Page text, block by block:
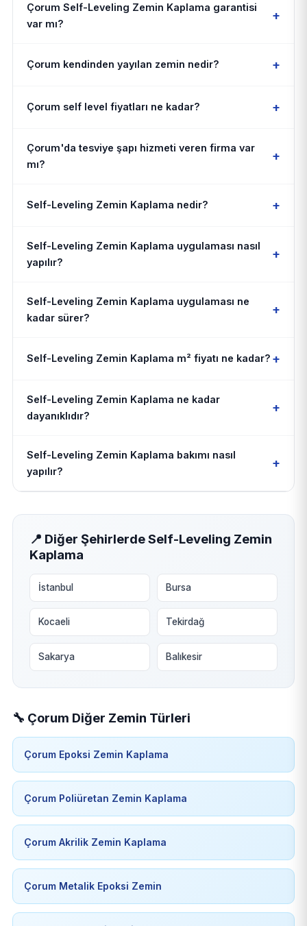
Çorum Self-Leveling Zemin Kaplama garantisi
var mı?
+
Çorum kendinden yayılan zemin nedir? +
Çorum self level fiyatları ne kadar? +
Çorum'da tesviye şapı hizmeti veren firma var
mı?
+
Self-Leveling Zemin Kaplama nedir? +
Self-Leveling Zemin Kaplama uygulaması nasıl
yapılır?
+
Self-Leveling Zemin Kaplama uygulaması ne
kadar sürer?
+
Self-Leveling Zemin Kaplama m² fiyatı ne kadar? +
Self-Leveling Zemin Kaplama ne kadar
dayanıklıdır?
+
Self-Leveling Zemin Kaplama bakımı nasıl
yapılır?
+
📍 Diğer Şehirlerde Self-Leveling Zemin
Kaplama
İstanbul Bursa
Kocaeli Tekirdağ
Sakarya Balıkesir
🔧 Çorum Diğer Zemin Türleri
Çorum Epoksi Zemin Kaplama
Çorum Poliüretan Zemin Kaplama
Çorum Akrilik Zemin Kaplama
Çorum Metalik Epoksi Zemin